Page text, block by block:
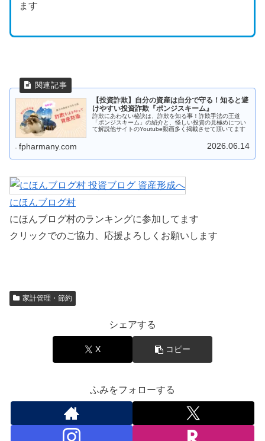
ます
【投資詐欺】自分の資産は自分で守る！知ると避
けやすい投資詐欺『ポンジスキーム』
詐欺にあわない秘訣は、詐欺を知る事！詐欺手法の王道
「ポンジスキーム」の紹介と、怪しい投資の見極めについ
て解説他サイトのYoutube動画多く掲載させて頂いてます
fpharmany.com 2026.06.14
にほんブログ村
にほんブログ村のランキングに参加してます
クリックでのご協力、応援よろしくお願いします
家計管理・節約
シェアする
X コピー
ふみをフォローする